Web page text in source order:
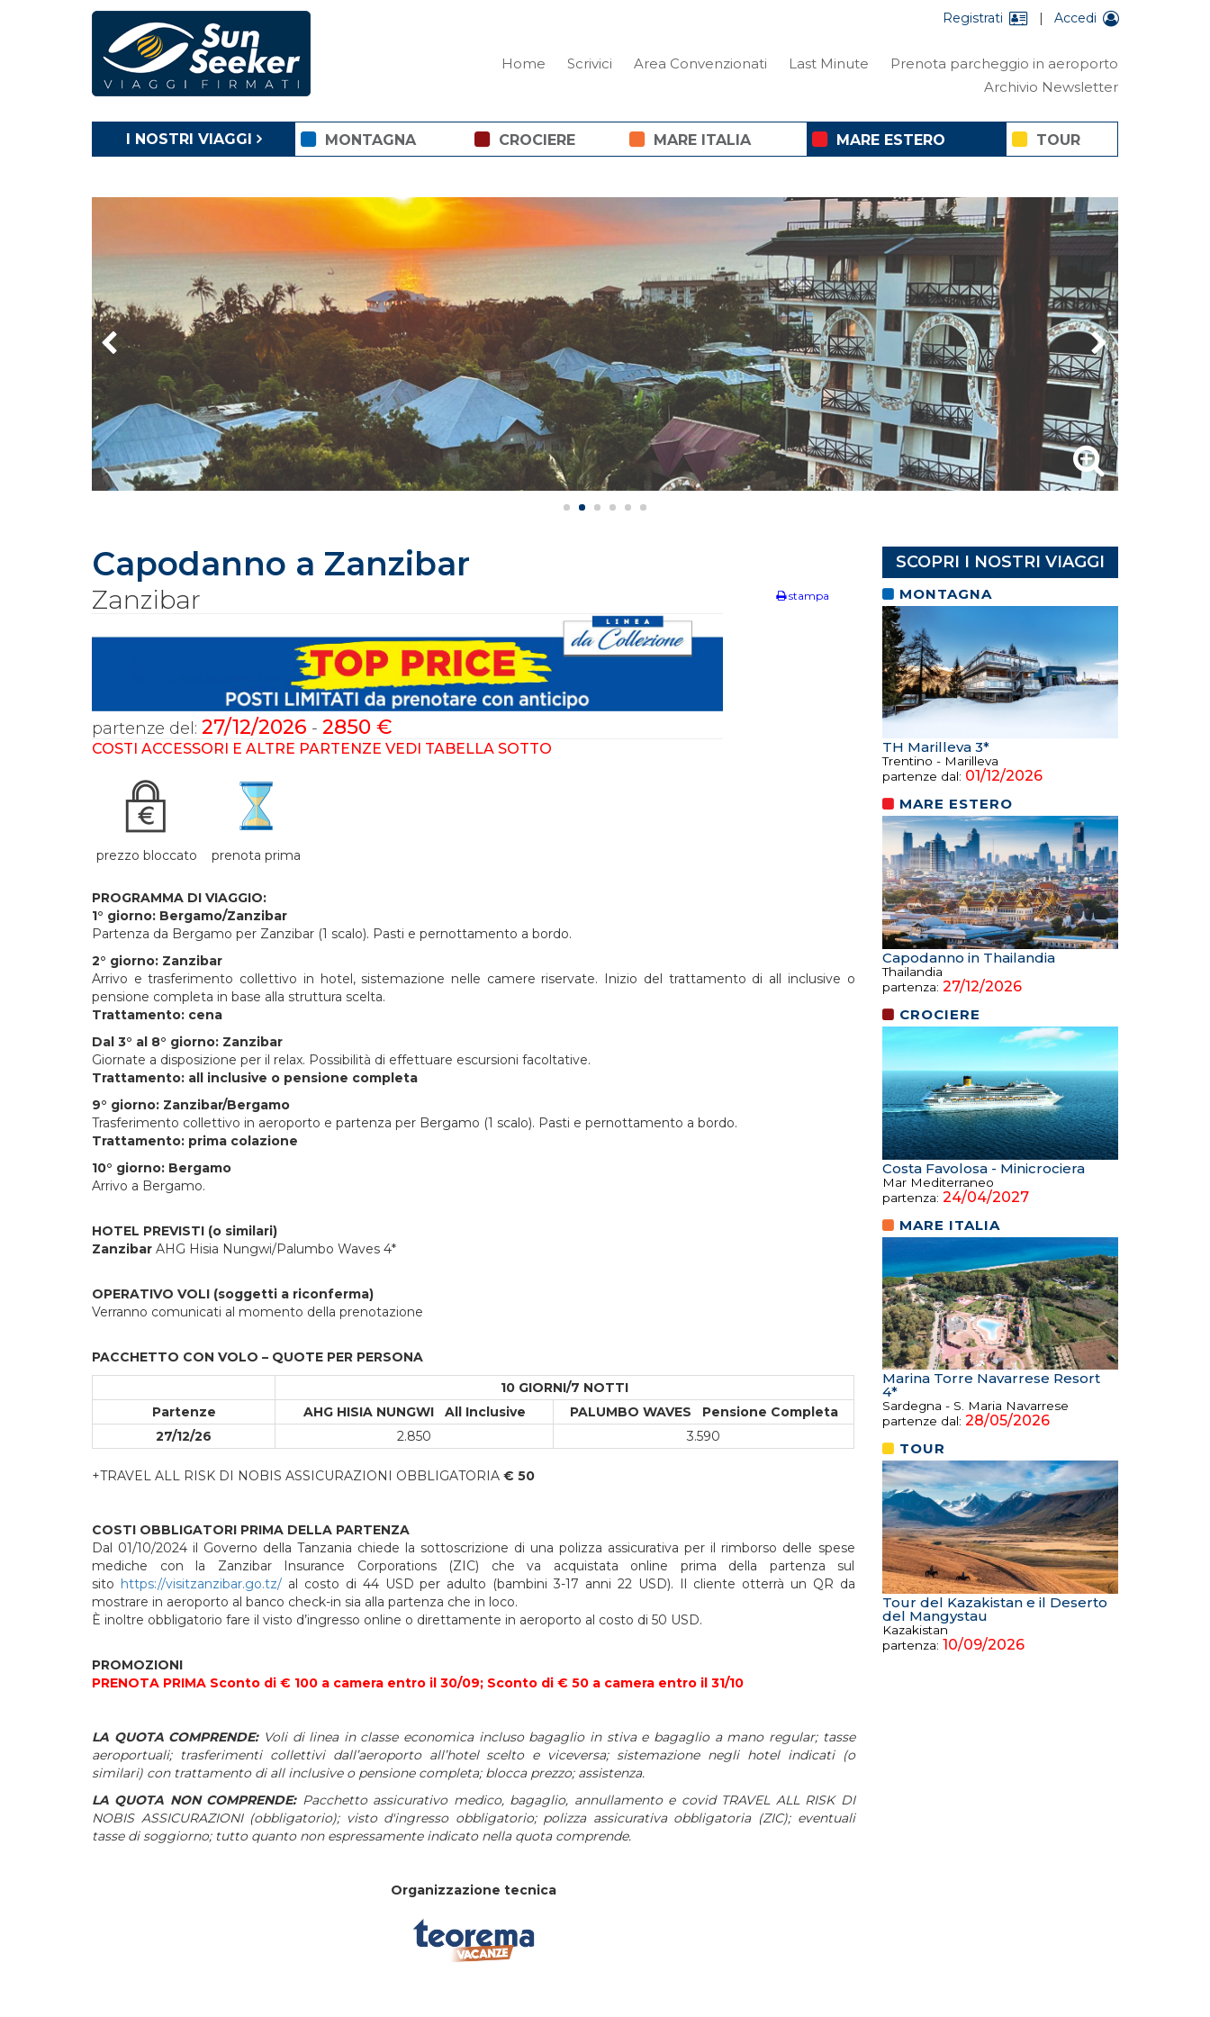
Home Scrivici Area Convenzionati Last Minute
Prenota parcheggio in aeroporto
Archivio Newsletter
Registrati | Accedi
I NOSTRI VIAGGI MONTAGNA CROCIERE MARE ITALIA MARE ESTERO TOUR
Capodanno a Zanzibar
Zanzibar
partenze del: 27/12/2026 - 2850 €
COSTI ACCESSORI E ALTRE PARTENZE VEDI TABELLA SOTTO
stampa
prezzo bloccato prenota prima
PROGRAMMA DI VIAGGIO:
1° giorno: Bergamo/Zanzibar
Partenza da Bergamo per Zanzibar (1 scalo). Pasti e pernottamento a bordo.
2° giorno: Zanzibar
Arrivo e trasferimento collettivo in hotel, sistemazione nelle camere riservate. Inizio del trattamento di all inclusive o
pensione completa in base alla struttura scelta.
Trattamento: cena
Dal 3° al 8° giorno: Zanzibar
Giornate a disposizione per il relax. Possibilità di effettuare escursioni facoltative.
Trattamento: all inclusive o pensione completa
9° giorno: Zanzibar/Bergamo
Trasferimento collettivo in aeroporto e partenza per Bergamo (1 scalo). Pasti e pernottamento a bordo.
Trattamento: prima colazione
10° giorno: Bergamo
Arrivo a Bergamo.
HOTEL PREVISTI (o similari)
Zanzibar AHG Hisia Nungwi/Palumbo Waves 4*
OPERATIVO VOLI (soggetti a riconferma)
Verranno comunicati al momento della prenotazione
PACCHETTO CON VOLO – QUOTE PER PERSONA
10 GIORNI/7 NOTTI
Partenze
AHG HISIA NUNGWI All Inclusive
PALUMBO WAVES Pensione Completa
27/12/26
2.850 3.590
+TRAVEL ALL RISK DI NOBIS ASSICURAZIONI OBBLIGATORIA € 50
COSTI OBBLIGATORI PRIMA DELLA PARTENZA
Dal 01/10/2024 il Governo della Tanzania chiede la sottoscrizione di una polizza assicurativa per il rimborso delle spese
mediche con la Zanzibar Insurance Corporations (ZIC) che va acquistata online prima della partenza sul
sito https://visitzanzibar.go.tz/al costo di 44 USD per adulto (bambini 3-17 anni 22 USD). Il cliente otterrà un QR da
mostrare in aeroporto al banco check-in sia alla partenza che in loco.
È inoltre obbligatorio fare il visto d’ingresso online o direttamente in aeroporto al costo di 50 USD.
PROMOZIONI
PRENOTA PRIMA Sconto di € 100 a camera entro il 30/09; Sconto di € 50 a camera entro il 31/10
LA QUOTA COMPRENDE: Voli di linea in classe economica incluso bagaglio in stiva e bagaglio a mano regular; tasse
aeroportuali; trasferimenti collettivi dall’aeroporto all’hotel scelto e viceversa; sistemazione negli hotel indicati (o
similari) con trattamento di all inclusive o pensione completa; blocca prezzo; assistenza.
LA QUOTA NON COMPRENDE: Pacchetto assicurativo medico, bagaglio, annullamento e covid TRAVEL ALL RISK DI
NOBIS ASSICURAZIONI (obbligatorio); visto d'ingresso obbligatorio; polizza assicurativa obbligatoria (ZIC);eventuali
tasse di soggiorno; tutto quanto non espressamente indicato nella quota comprende.
Organizzazione tecnica
SCOPRI I NOSTRI VIAGGI
MONTAGNA
TH Marilleva 3*
Trentino - Marilleva
partenze dal: 01/12/2026
MARE ESTERO
Capodanno in Thailandia
Thailandia
partenza: 27/12/2026
CROCIERE
Costa Favolosa - Minicrociera
Mar Mediterraneo
partenza: 24/04/2027
MARE ITALIA
Marina Torre Navarrese Resort
4*
Sardegna - S. Maria Navarrese
partenze dal: 28/05/2026
TOUR
Tour del Kazakistan e il Deserto
del Mangystau
Kazakistan
partenza: 10/09/2026